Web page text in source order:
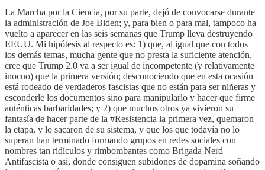
La Marcha por la Ciencia, por su parte, dejó de convocarse durante
la administración de Joe Biden; y, para bien o para mal, tampoco ha
vuelto a aparecer en las seis semanas que Trump lleva destruyendo
EEUU. Mi hipótesis al respecto es: 1) que, al igual que con todos
los demás temas, mucha gente que no presta la suficiente atención,
cree que Trump 2.0 va a ser igual de incompetente (y relativamente
inocuo) que la primera versión; desconociendo que en esta ocasión
está rodeado de verdaderos fascistas que no están para ser niñeras y
esconderle los documentos sino para manipularlo y hacer que firme
auténticas barbaridades; y 2) que muchos otros ya vivieron su
fantasía de hacer parte de la #Resistencia la primera vez, quemaron
la etapa, y lo sacaron de su sistema, y que los que todavía no lo
superan han terminado formando grupos en redes sociales con
nombres tan ridículos y rimbombantes como Brigada Nerd
Antifascista o así, donde consiguen subidones de dopamina soñando